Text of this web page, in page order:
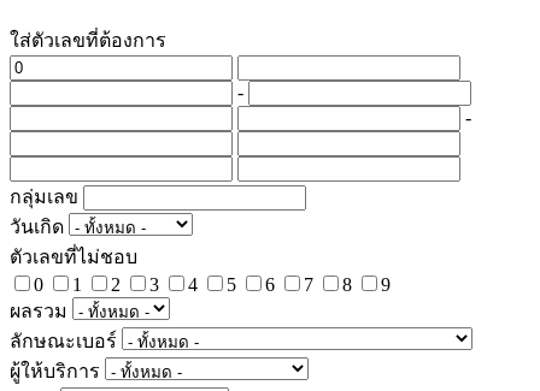
ใส่ตัวเลขที่ต้องการ
-
-
กลุ่มเลข
วันเกิด
ตัวเลขที่ไม่ชอบ
0
1 2 3 4 5 6 7 8
9
ผลรวม
ลักษณะเบอร์
ผู้ให้บริการ